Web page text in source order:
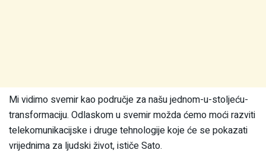
Mi vidimo svemir kao područje za našu jednom-u-stoljeću-
transformaciju. Odlaskom u svemir možda ćemo moći razviti
telekomunikacijske i druge tehnologije koje će se pokazati
vrijednima za ljudski život, ističe Sato.